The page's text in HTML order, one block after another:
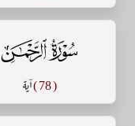
سورة الرحمن
( 78 ) آية